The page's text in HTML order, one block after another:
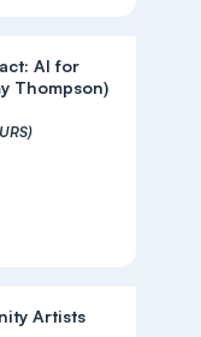
AI for
Thompson)
Artists